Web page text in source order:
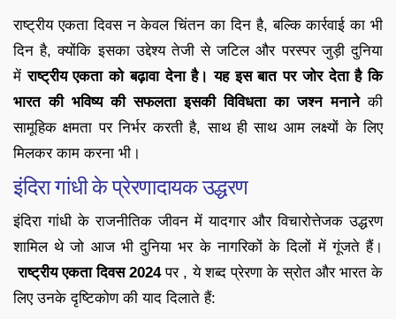
राष्ट्रीय एकता दिवस न केवल चिंतन का दिन है, बल्कि कार्रवाई का भी
दिन है, क्योंकि इसका उद्देश्य तेजी से जटिल और परस्पर जुड़ी दुनिया
मेंराष्ट्रीय एकता को बढ़ावा देना है। यह इस बात पर जोर देता है कि
भारत की भविष्य की सफलताइसकी विविधता का जश्न मनानेकी
सामूहिक क्षमता पर निर्भर करती है, साथ ही साथ आम लक्ष्यों के लिए
मिलकर काम करना भी।
इंदिरा गांधी के प्रेरणादायक उद्धरण
इंदिरा गांधी के राजनीतिक जीवन में यादगार और विचारोत्तेजक उद्धरण
शामिल थे जो आज भी दुनिया भर के नागरिकों के दिलों में गूंजते हैं।
राष्ट्रीय एकता दिवस 2024पर , ये शब्द प्रेरणा के स्रोत और भारत के
लिए उनके दृष्टिकोण की याद दिलाते हैं: